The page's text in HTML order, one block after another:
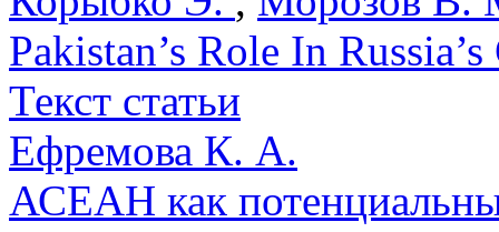
Pakistan’s Role In
Текст статьи
Ефремова К. А.
АСЕАН как